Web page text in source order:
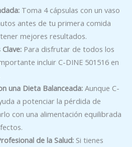
Toma 4 cápsulas con un vaso
antes de tu primera comida
mejores resultados.
Para disfrutar de todos los
incluir C-DINE 501516 en
una Dieta Balanceada:Aunque C-
a potenciar la pérdida de
con una alimentación equilibrada
de la Salud:Si tienes